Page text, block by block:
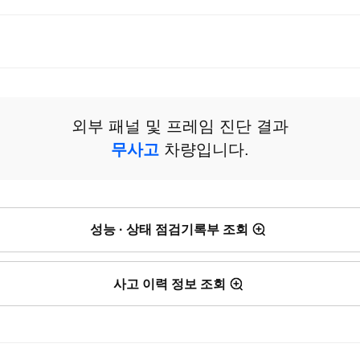
외부 패널 및 프레임 진단 결과
무사고 차량입니다.
성능 · 상태 점검기록부 조회
사고 이력 정보 조회